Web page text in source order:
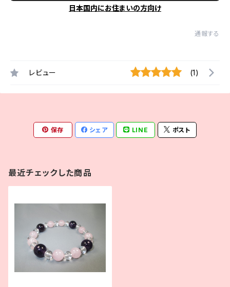
日本国内にお住まいの方向け
通報する
レビュー (1)
保存 シェア LINE ポスト
最近チェックした商品